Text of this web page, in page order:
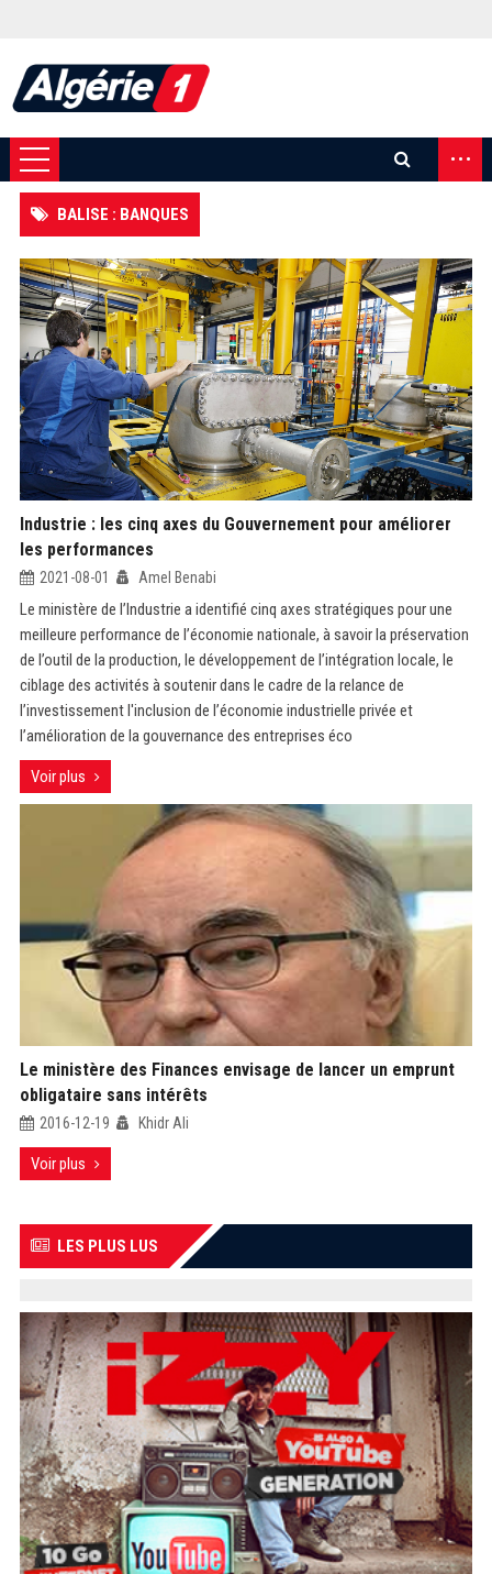
...
BALISE : BANQUES
Industrie : les cinq axes du Gouvernement pour améliorer
les performances
2021-08-01 Amel Benabi
Le ministère de l’Industrie a identifié cinq axes stratégiques pour une
meilleure performance de l’économie nationale, à savoir la préservation
de l’outil de la production, le développement de l’intégration locale, le
ciblage des activités à soutenir dans le cadre de la relance de
l’investissement l'inclusion de l’économie industrielle privée et
l’amélioration de la gouvernance des entreprises éco
Voir plus
Le ministère des Finances envisage de lancer un emprunt
obligataire sans intérêts
2016-12-19 Khidr Ali
Voir plus
LES PLUS LUS